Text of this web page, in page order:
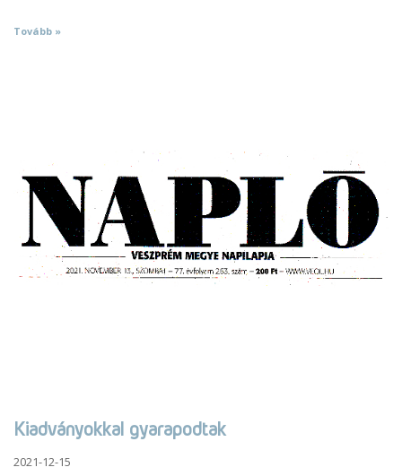
Tovább »
Kiadványokkal gyarapodtak
2021-12-15